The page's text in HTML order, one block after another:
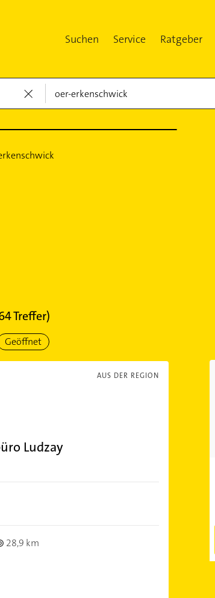
Suchen Service Ratgeber
Treffer)
Geöffnet
AUS DER REGION
Ludzay
28,9 km